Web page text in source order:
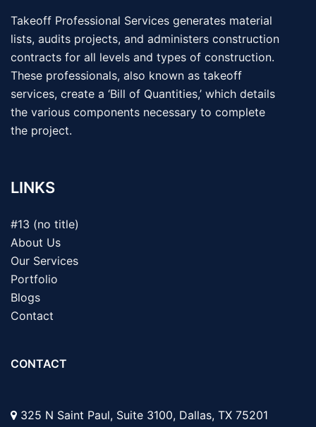
Takeoff Professional Services generates material
lists, audits projects, and administers construction
contracts for all levels and types of construction.
These professionals, also known as takeoff
services, create a ‘Bill of Quantities,’ which details
the various components necessary to complete
the project.
LINKS
#13 (no title)
About Us
Our Services
Portfolio
Blogs
Contact
CONTACT
325 N Saint Paul, Suite 3100, Dallas, TX 75201